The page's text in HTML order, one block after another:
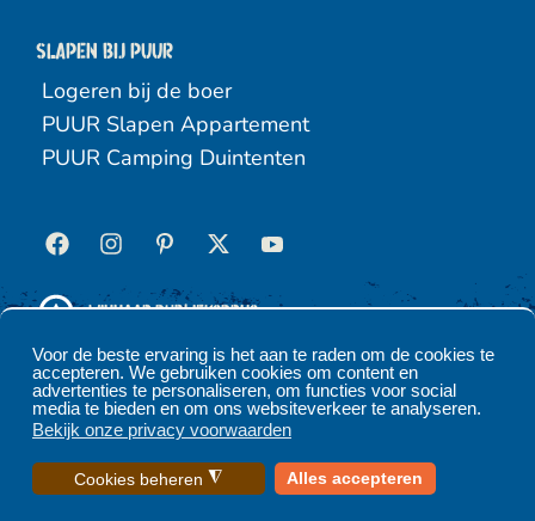
Voor de beste ervaring is het aan te raden om de cookies te
accepteren. We gebruiken cookies om content en
advertenties te personaliseren, om functies voor social
media te bieden en om ons websiteverkeer te analyseren.
Bekijk onze privacy voorwaarden
Cookies beheren ◮ Alles accepteren
Slapen bij puur
Logeren bij de boer
PUUR Slapen Appartement
PUUR Camping Duintenten
Winnaar Publieksprijs
Algemene voorwaardenPrivacyverklaring
Cookies beheren
©2026 PUUR Terschelling